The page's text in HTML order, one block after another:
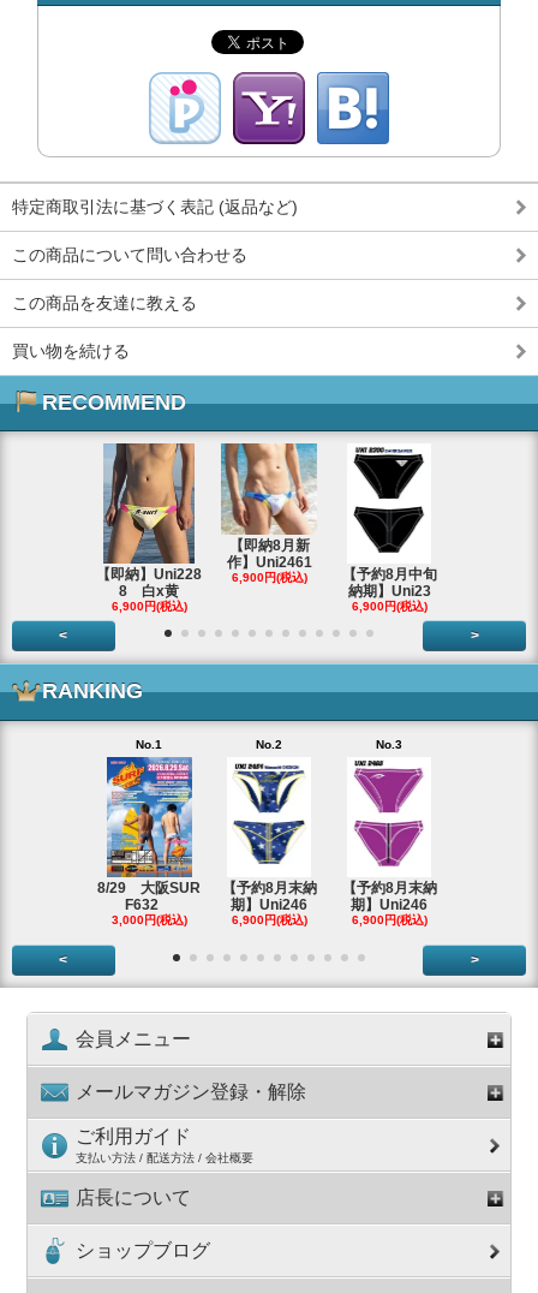
特定商取引法に基づく表記 (返品など)
この商品について問い合わせる
この商品を友達に教える
買い物を続ける
RECOMMEND
【即納】Uni228
8 白x黄
6,900円(税込)
【即納8月新
作】Uni2461
6,900円(税込)
【予約8月中旬
納期】Uni23
6,900円(税込)
< >
RANKING
No.1
8/29 大阪SUR
F632
3,000円(税込)
No.2
【予約8月末納
期】Uni246
6,900円(税込)
No.3
【予約8月末納
期】Uni246
6,900円(税込)
< >
会員メニュー
メールマガジン登録・解除
ご利用ガイド
支払い方法 / 配送方法 / 会社概要
店長について
ショップブログ